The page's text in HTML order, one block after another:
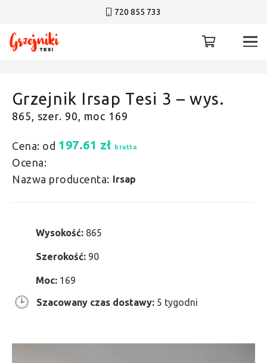
720 855 733
Grzejnik Irsap Tesi 3 – wys.
865, szer. 90, moc 169
Cena: od 197.61 zł brutto
Ocena:
Nazwa producenta: Irsap
Wysokość: 865
Szerokość: 90
Moc: 169
Szacowany czas dostawy: 5 tygodni